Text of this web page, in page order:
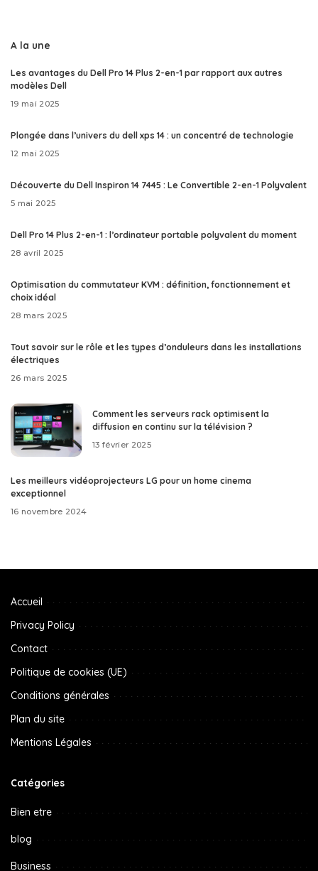
A la une
Les avantages du Dell Pro 14 Plus 2-en-1 par rapport aux autres
modèles Dell
19 mai 2025
Plongée dans l’univers du dell xps 14 : un concentré de technologie
12 mai 2025
Découverte du Dell Inspiron 14 7445 : Le Convertible 2-en-1 Polyvalent
5 mai 2025
Dell Pro 14 Plus 2-en-1 : l’ordinateur portable polyvalent du moment
28 avril 2025
Optimisation du commutateur KVM : définition, fonctionnement et
choix idéal
28 mars 2025
Tout savoir sur le rôle et les types d’onduleurs dans les installations
électriques
26 mars 2025
Comment les serveurs rack optimisent la
diffusion en continu sur la télévision ?
13 février 2025
Les meilleurs vidéoprojecteurs LG pour un home cinema
exceptionnel
16 novembre 2024
Accueil
Privacy Policy
Contact
Politique de cookies (UE)
Conditions générales
Plan du site
Mentions Légales
Catégories
Bien etre
blog
Business